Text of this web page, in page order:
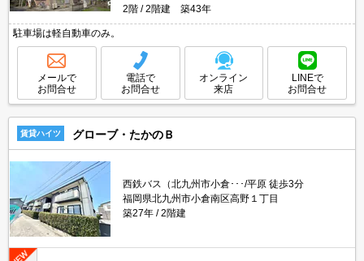
2階
2階建 築43年
駐車場は軽自動車のみ。
メールで
お問合せ
電話で
お問合せ
オンライン
来店
LINEで
お問合せ
賃貸ハイツ グローブ・たかのＢ
西鉄バス（北九州市小倉･･･/平原 徒歩3分
福岡県北九州市小倉南区高野１丁目
築27年
2階建